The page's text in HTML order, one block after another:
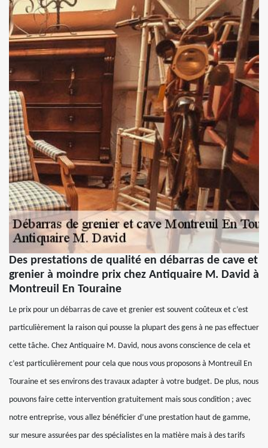
Des prestations de qualité en débarras de cave et
grenier à moindre prix chez Antiquaire M. David à
Montreuil En Touraine
Le prix pour un débarras de cave et grenier est souvent coûteux et c’est
particulièrement la raison qui pousse la plupart des gens à ne pas effectuer
cette tâche. Chez Antiquaire M. David, nous avons conscience de cela et
c’est particulièrement pour cela que nous vous proposons à Montreuil En
Touraine et ses environs des travaux adapter à votre budget. De plus, nous
pouvons faire cette intervention gratuitement mais sous condition ; avec
notre entreprise, vous allez bénéficier d’une prestation haut de gamme,
sur mesure assurées par des spécialistes en la matière mais à des tarifs